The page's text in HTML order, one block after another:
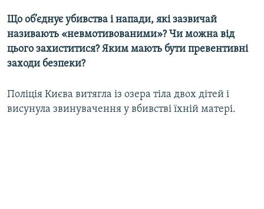
Що об’єднує убивства і напади, які зазвичай
називають «невмотивованими»? Чи можна від
цього захиститися? Яким мають бути превентивні
заходи безпеки?
Поліція Києва витягла із озера тіла двох дітей і
висунула звинувачення у вбивстві їхній матері.